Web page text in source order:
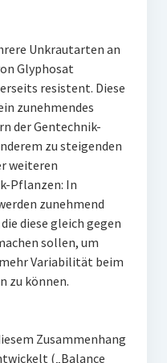
Unkrautarten an
Glyphosat
resistent. Diese
zunehmendes
der Gentechnik-
zu steigenden
weiteren
Pflanzen: In
zunehmend
diese gleich gegen
sollen, um
Variabilität beim
zu können.
Zusammenhang
(„Balance